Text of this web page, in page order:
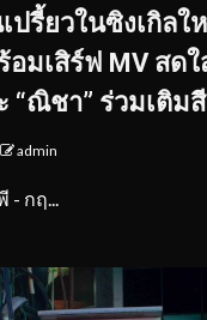
ปรี้ยวในซิงเกิลใ
อมเสิร์ฟ MV สดใ
“ณิชา” ร่วมเติม
admin
- กฤ...